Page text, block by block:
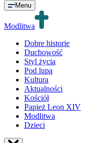
Menu
Modlitwa
Dobre historie
Duchowość
Styl życia
Pod lupą
Kultura
Aktualności
Kościół
Papież Leon XIV
Modlitwa
Dzieci